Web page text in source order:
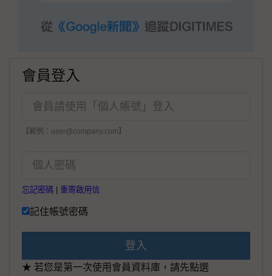
會員登入
【範例：user@company.com】
忘記密碼 重寄啟用信
記住帳號密碼
登入
★ 若您是第一次使用會員資料庫，請先點選